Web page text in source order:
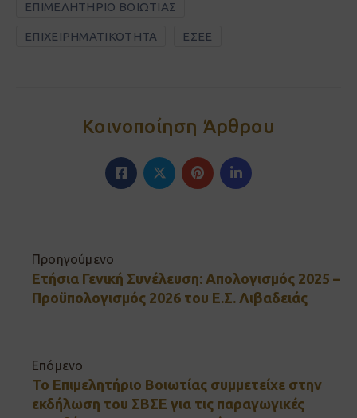
ΕΠΙΜΕΛΗΤΗΡΙΟ ΒΟΙΩΤΙΑΣ
ΕΠΙΧΕΙΡΗΜΑΤΙΚΟΤΗΤΑ ΕΣΕΕ
Κοινοποίηση Άρθρου
Προηγούμενο
Ετήσια Γενική Συνέλευση: Απολογισμός 2025 –
Προϋπολογισμός 2026 του Ε.Σ. Λιβαδειάς
Επόμενο
Το Επιμελητήριο Βοιωτίας συμμετείχε στην
εκδήλωση του ΣΒΣΕ για τις παραγωγικές